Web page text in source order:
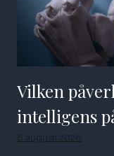
Vilken
intelligens
8 augusti 2026